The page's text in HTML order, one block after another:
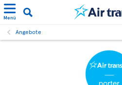
Menü
Angebote